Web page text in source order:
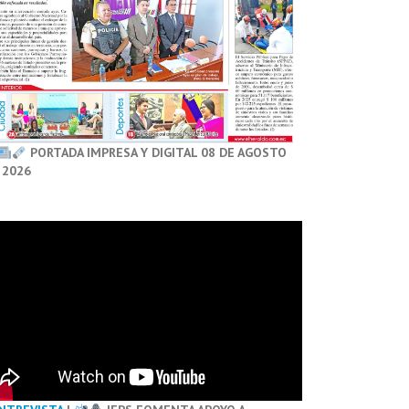
PORTADA IMPRESA Y DIGITAL 08 DE AGOSTO
2026